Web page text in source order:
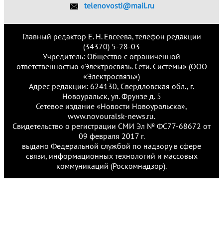
telenovosti@mail.ru
Главный редактор Е. Н. Евсеева, телефон редакции
(34370) 5-28-03
Учредитель: Общество с ограниченной
ответственностью «Электросвязь. Сети. Системы» (ООО
«Электросвязь»)
Адрес редакции: 624130, Свердловская обл., г.
Новоуральск, ул. Фрунзе д. 5
Сетевое издание «Новости Новоуральска»,
www.novouralsk-news.ru.
Свидетельство о регистрации СМИ Эл № ФС77-68672 от
09 февраля 2017 г.
выдано Федеральной службой по надзору в сфере
связи, информационных технологий и массовых
коммуникаций (Роскомнадзор).